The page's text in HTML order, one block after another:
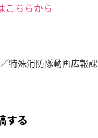
こちらから
特殊消防隊動画広報課
する